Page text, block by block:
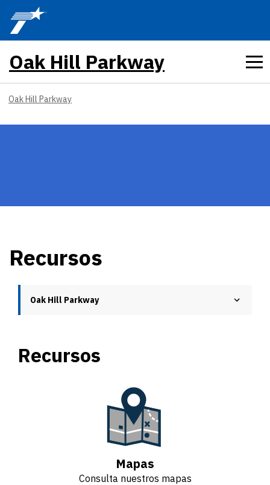
Skip to main content
Oak Hill Parkway
Oak Hill Parkway
Recursos
Oak Hill Parkway
Recursos
Mapas
Consulta nuestros mapas